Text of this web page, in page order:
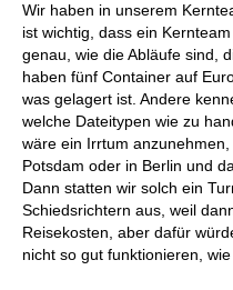
Wir haben in unserem
ist wichtig, dass ein
genau, wie die Abläufe sind,
haben fünf Container auf
was gelagert ist. Andere
welche Dateitypen wie zu
wäre ein Irrtum
Potsdam oder in Berlin und
Dann statten wir solch ein
Schiedsrichtern aus, weil
Reisekosten, aber dafür
nicht so gut funktionieren,